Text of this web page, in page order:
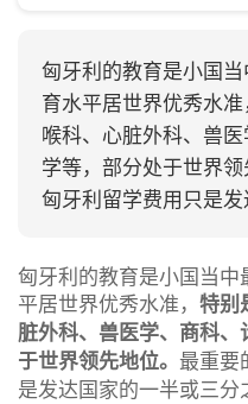
匈牙利的教育是小国
育水平居世界优秀水
喉科、心脏外科、兽
学等，部分处于世界领
匈牙利留学费用只是发
匈牙利的教育是小国当
平居世界优秀水准， 特别
脏外科、兽医学、商科
于世界领先地位。 最重要
是发达国家的一半或三分